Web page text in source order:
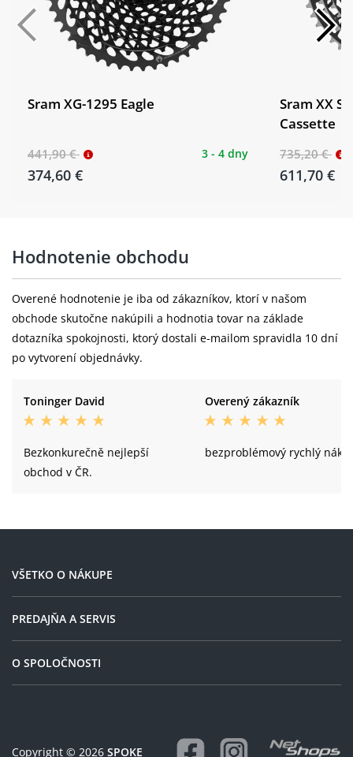
Sram XG-1295 Eagle
441,90 €
374,60 €
3 - 4 dny
Sram XX
Cassette
735,20 €
611,70 €
Hodnotenie obchodu
Overené hodnotenie je iba od zákazníkov, ktorí v našom
obchode skutočne nakúpili a hodnotia tovar na základe
dotazníka spokojnosti, ktorý dostali e-mailom spravidla 10 dní
po vytvorení objednávky.
Toninger David
Bezkonkurečně nejlepší
obchod v ČR.
Overený zákazník
bezproblémový rychlý
VŠETKO O NÁKUPE
PREDAJŇA A SERVIS
O SPOLOČNOSTI
Copyright © 2026 SPOKE